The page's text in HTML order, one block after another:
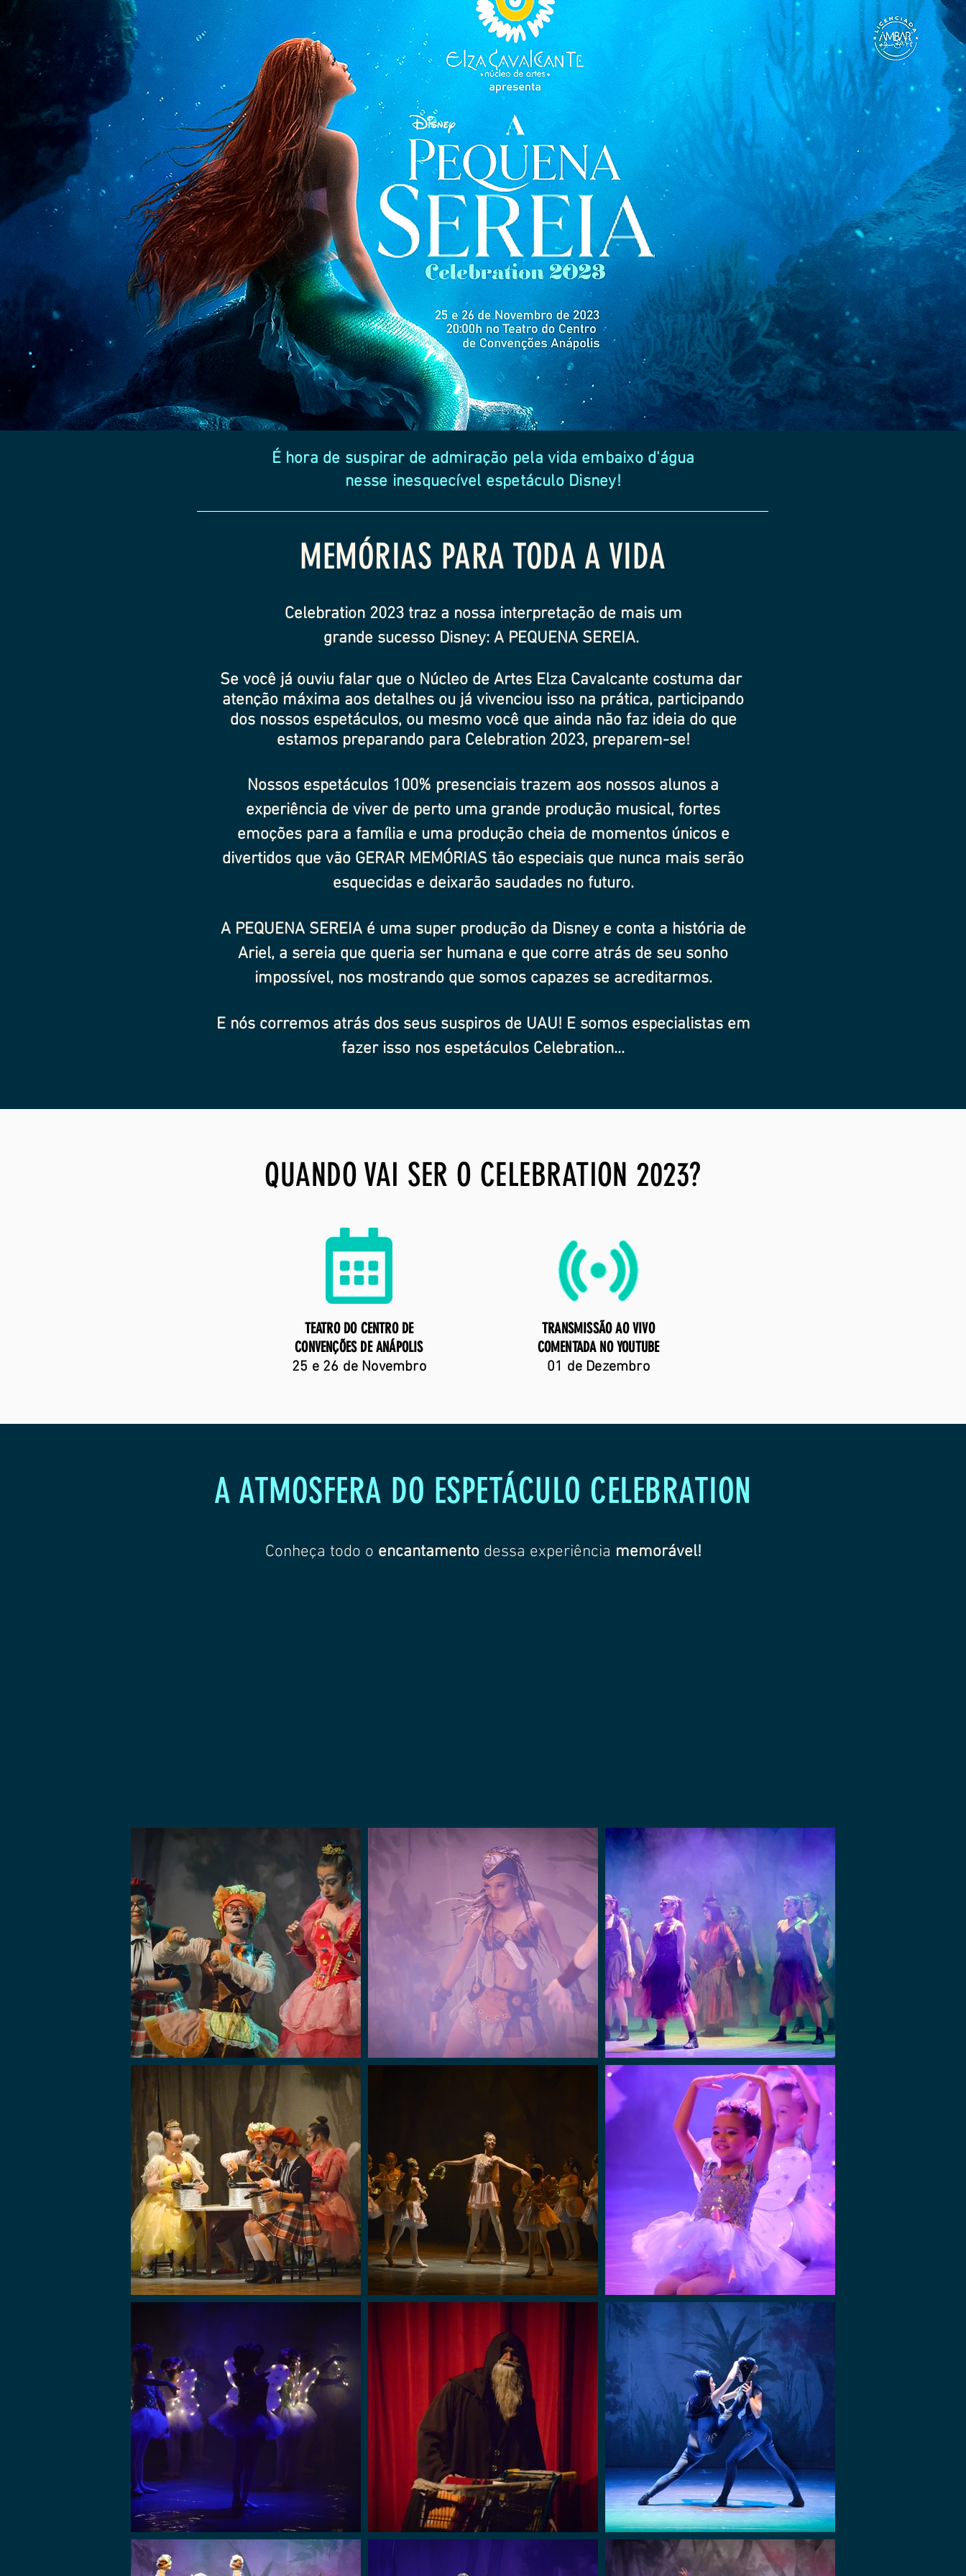
É hora de suspirar de admiração pela vida embaixo d'água
nesse inesquecível espetáculo Disney!
MEMÓRIAS PARA TODA A VIDA
Celebration 2023 traz a nossa interpretação de mais um
grande sucesso Disney: A PEQUENA SEREIA.
Se você já ouviu falar que o Núcleo de Artes Elza Cavalcante costuma dar
atenção máxima aos detalhes ou já vivenciou isso na prática, participando
dos nossos espetáculos, ou mesmo você que ainda não faz ideia do que
estamos preparando para Celebration 2023, preparem-se!
Nossos espetáculos 100% presenciais trazem aos nossos alunos a
experiência de viver de perto uma grande produção musical, fortes
emoções para a família e uma produção cheia de momentos únicos e
divertidos que vão GERAR MEMÓRIAS tão especiais que nunca mais serão
esquecidas e deixarão saudades no futuro.
A PEQUENA SEREIA é uma super produção da Disneye conta a história de
Ariel, a sereia que queria ser humana e que corre atrás de seu sonho
impossível, nos mostrando que somos capazes se acreditarmos.
E nós corremos atrás dos seus suspiros de UAU! E somos especialistas em
fazer isso nos espetáculos Celebration...
QUANDO VAI SER O CELEBRATION 2023?
TEATRO DO CENTRO DE
CONVENÇÕES DE ANÁPOLIS
25 e 26 de Novembro
TRANSMISSÃO AO VIVO
COMENTADA NO YOUTUBE
01 de Dezembro
A ATMOSFERA DO ESPETÁCULO CELEBRATION
Conheça todo o encantamento dessa experiência memorável!